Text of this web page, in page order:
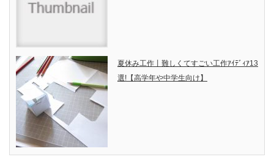
夏休み工作丨難しくてすごい工作ｱｲﾃﾞｨｱ13
選!【高学年や中学生向け】